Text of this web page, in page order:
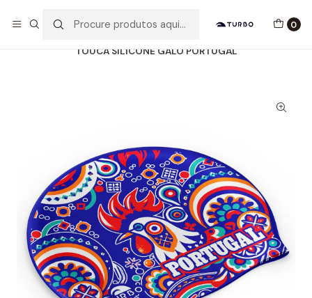
0
TOUCA SILICONE GALO PORTUGAL